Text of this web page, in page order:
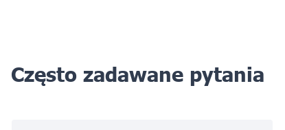
Często zadawane pytania